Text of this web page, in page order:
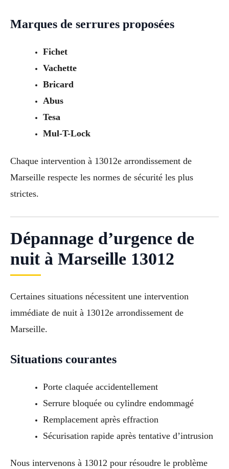
Marques de serrures proposées
Fichet
Vachette
Bricard
Abus
Tesa
Mul-T-Lock
Chaque intervention à 13012e arrondissement de
Marseille respecte les normes de sécurité les plus
strictes.
Dépannage d’urgence de
nuit à Marseille 13012
Certaines situations nécessitent une intervention
immédiate de nuit à 13012e arrondissement de
Marseille.
Situations courantes
Porte claquée accidentellement
Serrure bloquée ou cylindre endommagé
Remplacement après effraction
Sécurisation rapide après tentative d’intrusion
Nous intervenons à 13012 pour résoudre le problème